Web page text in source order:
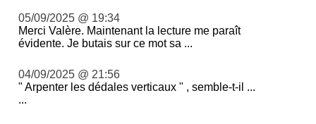
05/09/2025 @ 19:34
Merci Valère. Maintenant la lecture me paraît
évidente. Je butais sur ce mot sa ...
04/09/2025 @ 21:56
" Arpenter les dédales verticaux " , semble-t-il ...
...